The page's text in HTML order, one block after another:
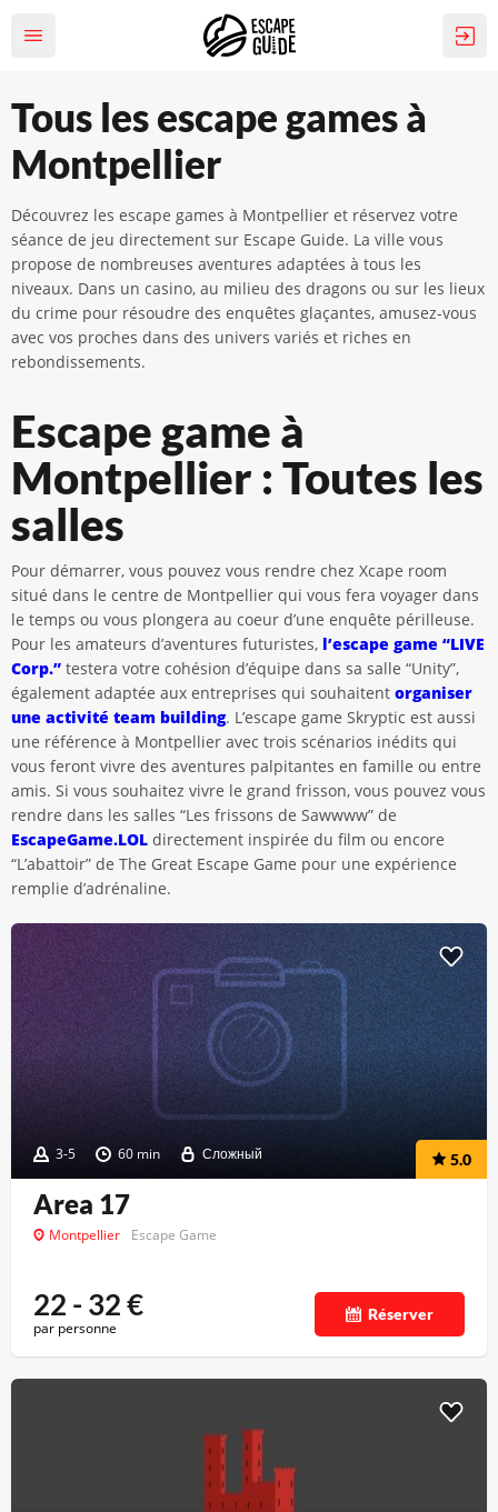
Tous les escape games à
Montpellier
Découvrez les escape games à Montpellier et réservez votre
séance de jeu directement sur Escape Guide. La ville vous
propose de nombreuses aventures adaptées à tous les
niveaux. Dans un casino, au milieu des dragons ou sur les lieux
du crime pour résoudre des enquêtes glaçantes, amusez-vous
avec vos proches dans des univers variés et riches en
rebondissements.
Escape game à
Montpellier : Toutes les
salles
Pour démarrer, vous pouvez vous rendre chez Xcape room
situé dans le centre de Montpellier qui vous fera voyager dans
le temps ou vous plongera au coeur d’une enquête périlleuse.
Pour les amateurs d’aventures futuristes, l’escape game “LIVE
Corp.” testera votre cohésion d’équipe dans sa salle “Unity”,
également adaptée aux entreprises qui souhaitent organiser
une activité team building. L’escape game Skryptic est aussi
une référence à Montpellier avec trois scénarios inédits qui
vous feront vivre des aventures palpitantes en famille ou entre
amis. Si vous souhaitez vivre le grand frisson, vous pouvez vous
rendre dans les salles “Les frissons de Sawwww” de
EscapeGame.LOL directement inspirée du film ou encore
“L’abattoir” de The Great Escape Game pour une expérience
remplie d’adrénaline.
3-5 60 min Сложный 5.0
Area 17
Montpellier Escape Game
22 - 32€
par personne
Réserver